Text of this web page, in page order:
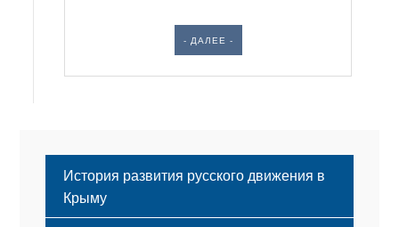
- ДАЛЕЕ -
История развития русского движения в
Крыму